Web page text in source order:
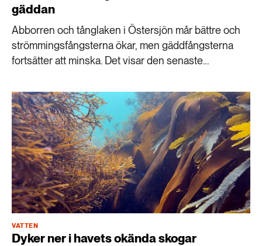
gäddan
Abborren och tånglaken i Östersjön mår bättre och
strömmingsfångsterna ökar, men gäddfångsterna
fortsätter att minska. Det visar den senaste
Sveriges kust.
VATTEN
Dyker ner i havets okända skogar